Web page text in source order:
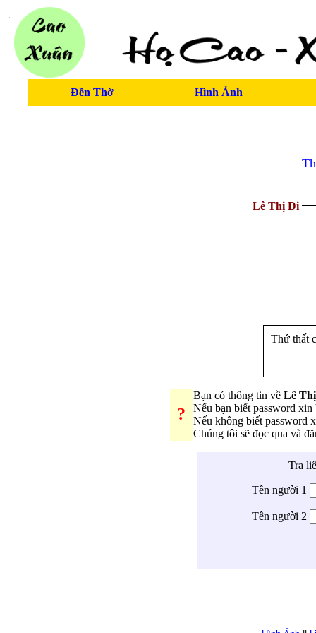
Đền Thờ Hình Ảnh
Lê Thị Di
Thứ thất
?
Bạn có thông tin về Lê
Nếu bạn biết password
Nếu không biết password
Chúng tôi sẽ đọc qua và
Tra
Tên người 1
Tên người 2